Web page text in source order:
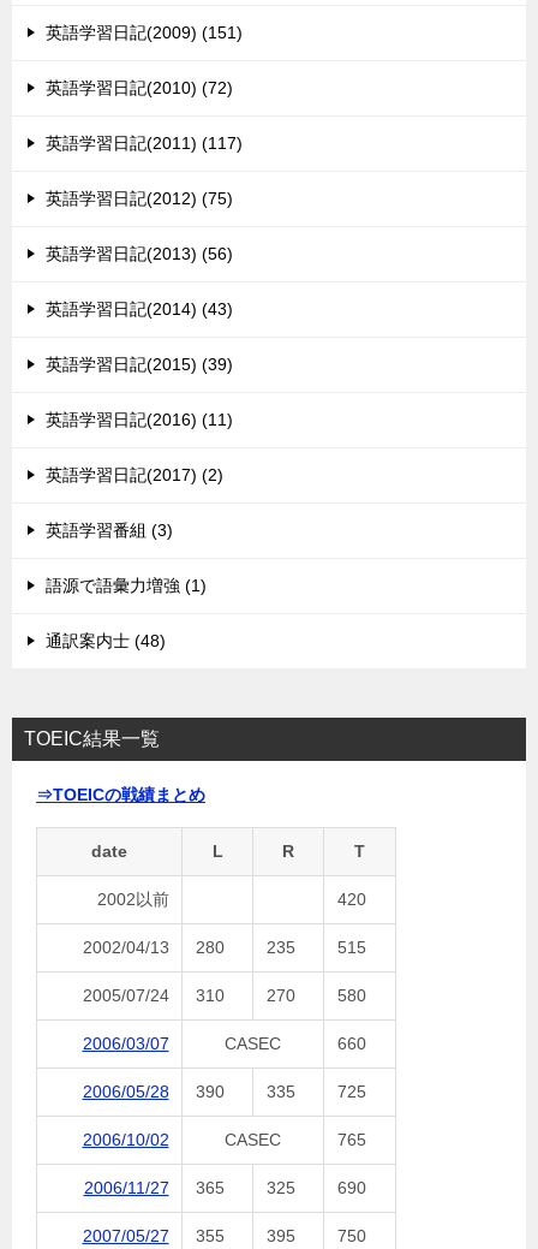
英語学習日記(2009) (151)
英語学習日記(2010) (72)
英語学習日記(2011) (117)
英語学習日記(2012) (75)
英語学習日記(2013) (56)
英語学習日記(2014) (43)
英語学習日記(2015) (39)
英語学習日記(2016) (11)
英語学習日記(2017) (2)
英語学習番組 (3)
語源で語彙力増強 (1)
通訳案内士 (48)
TOEIC結果一覧
⇒TOEICの戦績まとめ
date L R T
2002以前 420
2002/04/13 280 235 515
2005/07/24 310 270 580
2006/03/07 CASEC 660
2006/05/28 390 335 725
2006/10/02 CASEC 765
2006/11/27 365 325 690
2007/05/27 355 395 750